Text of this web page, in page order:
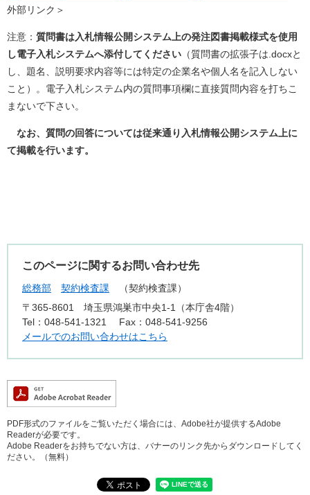
外部リンク＞
注意： 質問書は入札情報公開システム上の発注図書掲載様式を使用
し電子入札システムへ添付してください （質問書の拡張子は.docxと
し、題名、説明要求内容等には特定の企業名や個人名を記入しない
こと）。電子入札システム内の質問事項欄に直接質問内容を打ちこ
まないで下さい。
なお、質問の回答については従来通り入札情報公開システム上に
て掲載を行います。
このページに関するお問い合わせ先
総務部 契約検査課
契約検査課
〒365-8601
埼玉県鴻巣市中央1-1（本庁舎4階）
Tel：048-541-1321
Fax：048-541-9256
メールでのお問い合わせはこちら
PDF形式のファイルをご覧いただく場合には、Adobe社が提供するAdobe
Readerが必要です。
Adobe Readerをお持ちでない方は、バナーのリンク先からダウンロードしてく
ださい。（無料）